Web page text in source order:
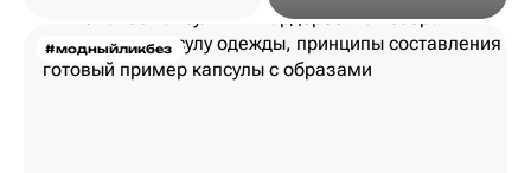
#модныйликбез